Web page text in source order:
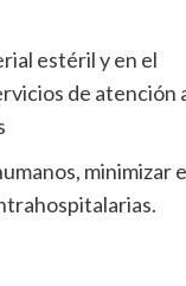
estéril y en el
de atención
minimizar